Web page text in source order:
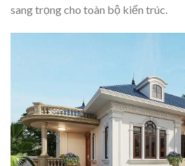
sang trọng cho toàn bộ kiến trúc.